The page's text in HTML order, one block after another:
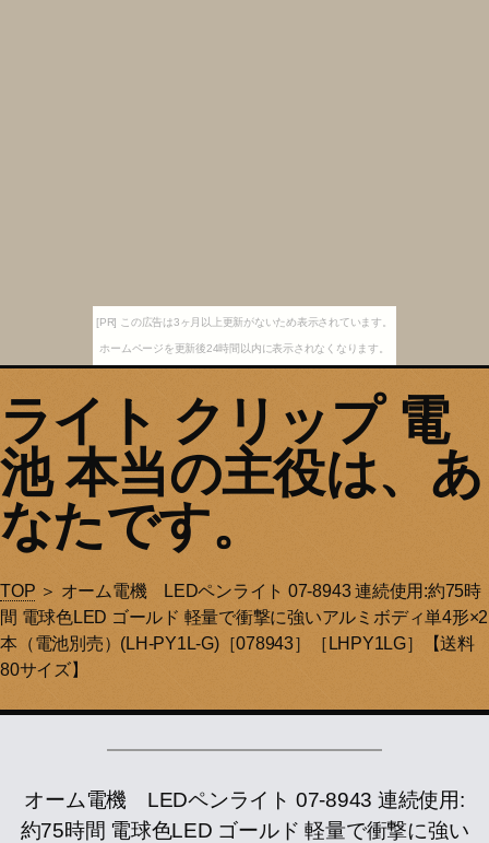
[PR] この広告は3ヶ月以上更新がないため表示されています。
ホームページを更新後24時間以内に表示されなくなります。
ライト クリップ 電
池 本当の主役は、あ
なたです。
TOP ＞ オーム電機 LEDペンライト 07-8943 連続使用:約75時
間 電球色LED ゴールド 軽量で衝撃に強いアルミボディ単4形×2
本（電池別売）(LH-PY1L-G)［078943］［LHPY1LG］【送料
80サイズ】
オーム電機 LEDペンライト 07-8943 連続使用:
約75時間 電球色LED ゴールド 軽量で衝撃に強い